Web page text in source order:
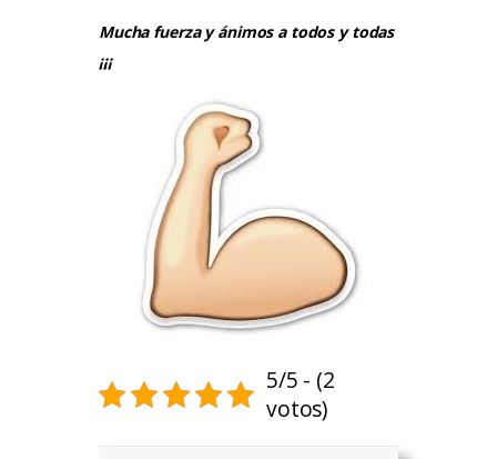
Mucha fuerza y ​​ánimos a todos y todas
¡¡¡
5/5 - (2
votos)